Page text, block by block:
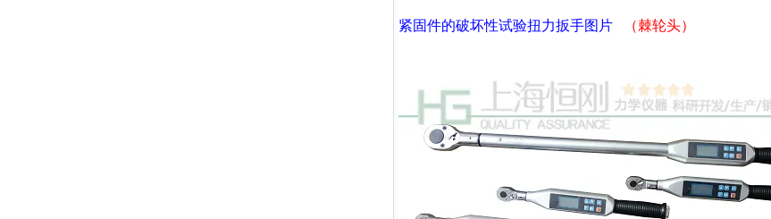
紧固件的破坏性试验扭力扳手图片 （棘轮头）